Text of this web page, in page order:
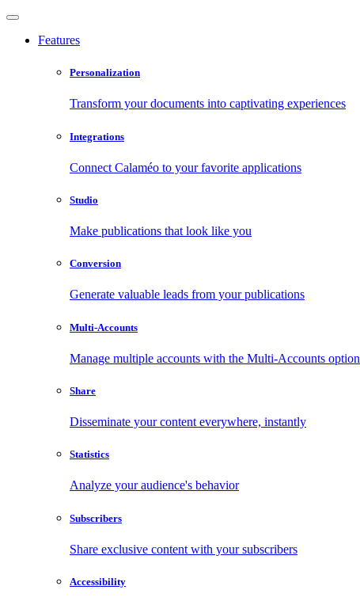
Features
Personalization
Transform your documents into captivating experiences
Integrations
Connect Calaméo to your favorite applications
Studio
Make publications that look like you
Conversion
Generate valuable leads from your publications
Multi-Accounts
Manage multiple accounts with the Multi-Accounts option
Share
Disseminate your content everywhere, instantly
Statistics
Analyze your audience's behavior
Subscribers
Share exclusive content with your subscribers
Accessibility